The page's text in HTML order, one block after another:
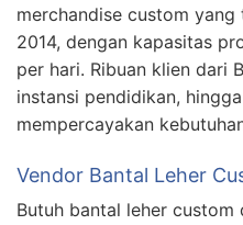
merchandise custom
2014, dengan kapasitas
per hari. Ribuan klien dari
instansi pendidikan,
mempercayakan
Vendor Bantal Leher
Butuh bantal leher